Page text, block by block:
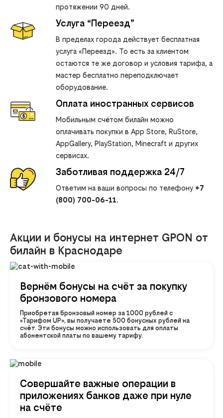
протяжении 90 дней.
Услуга “Переезд”
В пределах города действует бесплатная
услуга «Переезд». То есть за клиентом
остаются те же договор и условия тарифа, а
мастер бесплатно переподключает
оборудование.
Оплата иностранных сервисов
Мобильным счётом билайн можно
оплачивать покупки в App Store, RuStore,
AppGallery, PlayStation, Minecraft и других
сервисах.
Заботливая поддержка 24/7
Ответим на ваши вопросы по телефону +7
(800) 700-06-11.
Акции и бонусы на интернет GPON от
билайн в Краснодаре
Вернём бонусы на счёт за покупку
бронзового номера
Приобретая бронзовый номер за 1000 рублей с
«Тарифом UP», вы получаете 500 бонусных рублей на
счёт. Эти бонусы можно использовать для оплаты
абонентской платы по вашему тарифу.
Совершайте важные операции в
приложениях банков даже при нуле
на счёте